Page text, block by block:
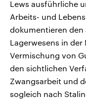
Lews ausführliche
Arbeits- und
dokumentieren den
Lagerwesens in
Vermischung von
den sichtlichen
Zwangsarbeit und
sogleich nach